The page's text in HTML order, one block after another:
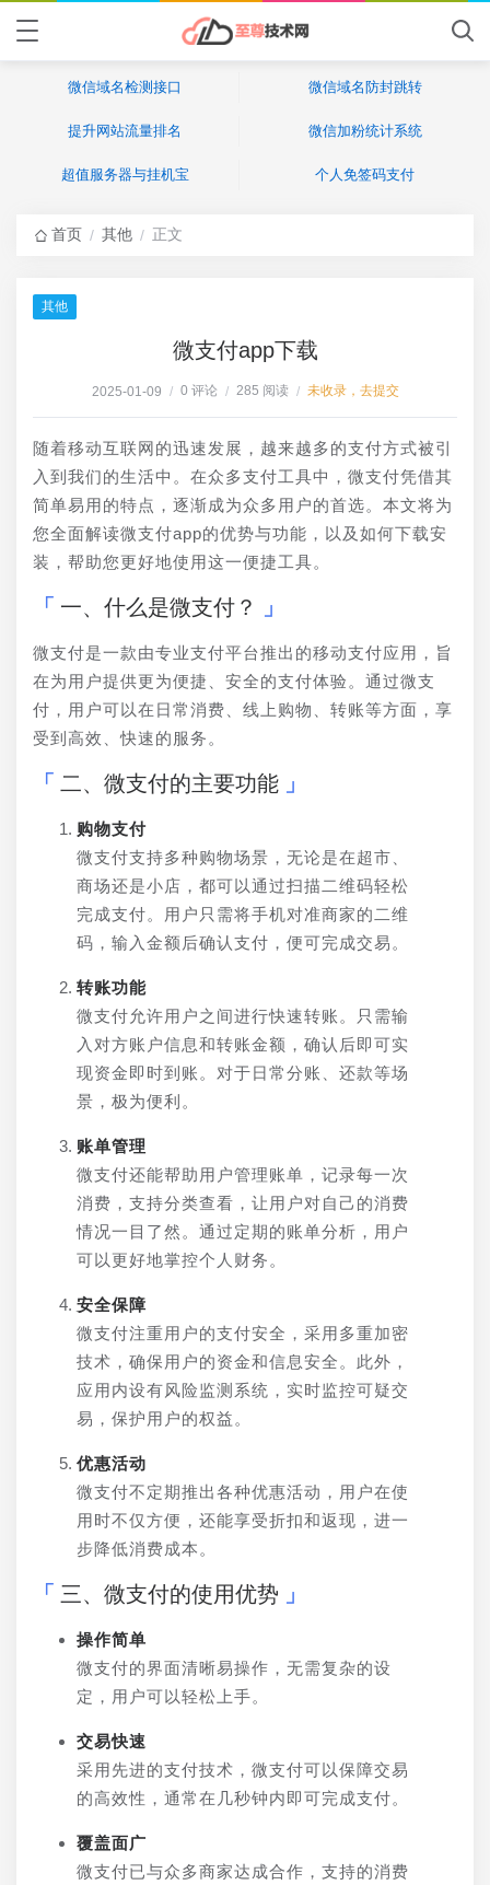
微信域名检测接口 微信域名防封跳转
提升网站流量排名 微信加粉统计系统
超值服务器与挂机宝 个人免签码支付
首页 / 其他 / 正文
其他
微支付app下载
2025-01-09 / 0 评论 / 285 阅读 / 未收录，去提交
随着移动互联网的迅速发展，越来越多的支付方式被引
入到我们的生活中。在众多支付工具中，微支付凭借其
简单易用的特点，逐渐成为众多用户的首选。本文将为
您全面解读微支付app的优势与功能，以及如何下载安
装，帮助您更好地使用这一便捷工具。
一、什么是微支付？
微支付是一款由专业支付平台推出的移动支付应用，旨
在为用户提供更为便捷、安全的支付体验。通过微支
付，用户可以在日常消费、线上购物、转账等方面，享
受到高效、快速的服务。
二、微支付的主要功能
购物支付
微支付支持多种购物场景，无论是在超市、
商场还是小店，都可以通过扫描二维码轻松
完成支付。用户只需将手机对准商家的二维
码，输入金额后确认支付，便可完成交易。
转账功能
微支付允许用户之间进行快速转账。只需输
入对方账户信息和转账金额，确认后即可实
现资金即时到账。对于日常分账、还款等场
景，极为便利。
账单管理
微支付还能帮助用户管理账单，记录每一次
消费，支持分类查看，让用户对自己的消费
情况一目了然。通过定期的账单分析，用户
可以更好地掌控个人财务。
安全保障
微支付注重用户的支付安全，采用多重加密
技术，确保用户的资金和信息安全。此外，
应用内设有风险监测系统，实时监控可疑交
易，保护用户的权益。
优惠活动
微支付不定期推出各种优惠活动，用户在使
用时不仅方便，还能享受折扣和返现，进一
步降低消费成本。
三、微支付的使用优势
操作简单
微支付的界面清晰易操作，无需复杂的设
定，用户可以轻松上手。
交易快速
采用先进的支付技术，微支付可以保障交易
的高效性，通常在几秒钟内即可完成支付。
覆盖面广
微支付已与众多商家达成合作，支持的消费